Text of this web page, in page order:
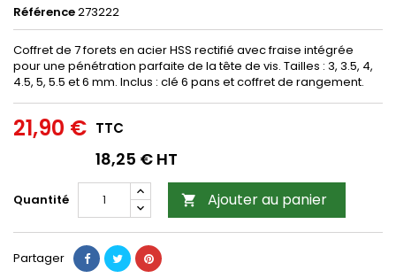
Référence273222
Coffret de 7 forets en acier HSS rectifié avec fraise intégrée
pour une pénétration parfaite de la tête de vis. Tailles : 3, 3.5, 4,
4.5, 5, 5.5 et 6 mm. Inclus : clé 6 pans et coffret de rangement.
21,90 € TTC
18,25 € HT
Quantité  Ajouter au panier
Partager